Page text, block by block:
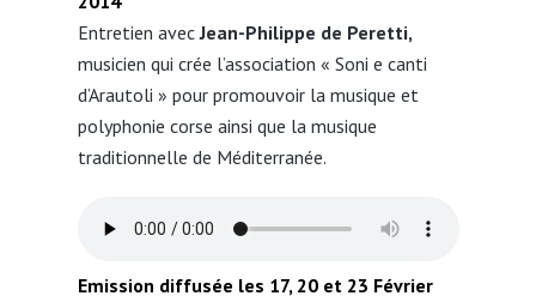
Entretien avecJean-Philippe de Peretti,
musicien qui crée l’association « Soni e canti
d’Arautoli » pour promouvoir la musique et
polyphonie corse ainsi que la musique
traditionnelle de Méditerranée.
Emission diffusée les 17, 20 et 23 Février